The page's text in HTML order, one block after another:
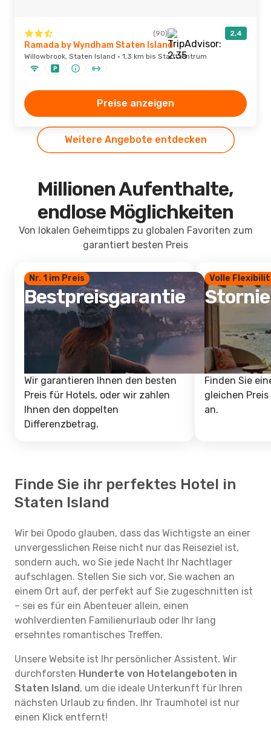
(90) 2,4
Ramada by Wyndham Staten Island
Willowbrook, Staten Island · 1,3 km bis Stadtzentrum
Preise anzeigen
Weitere Angebote entdecken
Millionen Aufenthalte,
endlose Möglichkeiten
Von lokalen Geheimtipps zu globalen Favoriten zum
garantiert besten Preis
Nr. 1 im Preis
Bestpreisgarantie
Wir garantieren Ihnen den besten
Preis für Hotels, oder wir zahlen
Ihnen den doppelten
Differenzbetrag.
Volle
Finden Sie
gleichen
an.
Finde Sie ihr perfektes Hotel in
Staten Island
Wir bei Opodo glauben, dass das Wichtigste an einer
unvergesslichen Reise nicht nur das Reiseziel ist,
sondern auch, wo Sie jede Nacht Ihr Nachtlager
aufschlagen. Stellen Sie sich vor, Sie wachen an
einem Ort auf, der perfekt auf Sie zugeschnitten ist
– sei es für ein Abenteuer allein, einen
wohlverdienten Familienurlaub oder Ihr lang
ersehntes romantisches Treffen.
Unsere Website ist Ihr persönlicher Assistent. Wir
durchforsten Hunderte von Hotelangeboten in
Staten Island, um die ideale Unterkunft für Ihren
nächsten Urlaub zu finden. Ihr Traumhotel ist nur
einen Klick entfernt!